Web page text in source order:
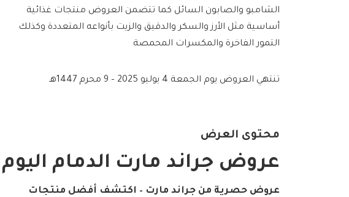
الشامبو والصابون السائل كما تتضمن العروض منتجات غذائية
أساسية مثل الأرز والسكر والدقيق والزيت بأنواعه المتعددة وكذلك
التمور الفاخرة والمكسرات المحمصة
تنتهي العروض يوم الجمعة 4 يوليو 2025 – 9 محرم 1447هـ
محتوى العرض
عروض جراند مارت الدمام اليوم
عروض حصرية من جراند مارت – اكتشف أفضل منتجات